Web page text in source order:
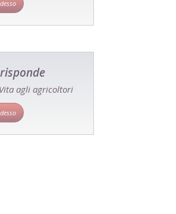
agli agricoltori